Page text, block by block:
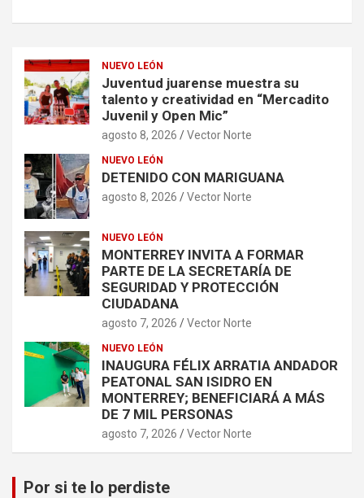
NUEVO LEÓN
Juventud juarense muestra su
talento y creatividad en “Mercadito
Juvenil y Open Mic”
agosto 8, 2026 Vector Norte
NUEVO LEÓN
DETENIDO CON MARIGUANA
agosto 8, 2026 Vector Norte
NUEVO LEÓN
MONTERREY INVITA A FORMAR
PARTE DE LA SECRETARÍA DE
SEGURIDAD Y PROTECCIÓN
CIUDADANA
agosto 7, 2026 Vector Norte
NUEVO LEÓN
INAUGURA FÉLIX ARRATIA ANDADOR
PEATONAL SAN ISIDRO EN
MONTERREY; BENEFICIARÁ A MÁS
DE 7 MIL PERSONAS
agosto 7, 2026 Vector Norte
Por si te lo perdiste